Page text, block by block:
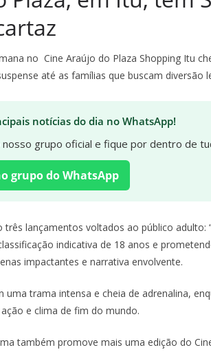
no Cine Araújo do Plaza Shopping Itu
até as famílias que buscam diversão
notícias do dia no WhatsApp!
nosso grupo oficial e fique por dentro de
grupo do WhatsApp
lançamentos voltados ao público adulto:
indicativa de 18 anos e
impactantes e narrativa envolvente.
uma trama intensa e cheia de adrenalina,
e clima de fim do mundo.
também promove mais uma edição do